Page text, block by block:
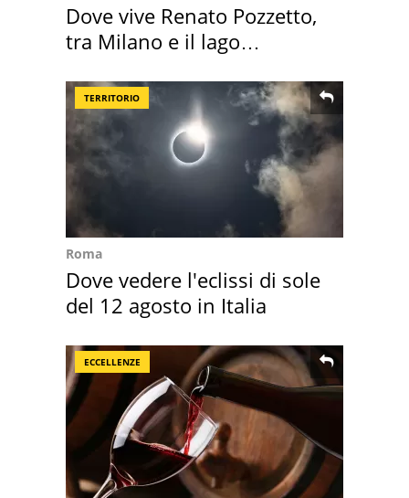
Dove vive Renato Pozzetto,
tra Milano e il lago
TERRITORIO
Roma
Dove vedere l'eclissi di sole
del 12 agosto in Italia
ECCELLENZE